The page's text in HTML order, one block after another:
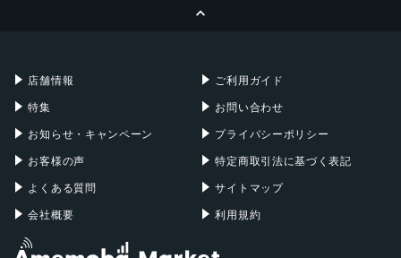
店舗情報
特集
お知らせ・キャンペーン
お客様の声
よくある質問
会社概要
ご利用ガイド
お問い合わせ
プライバシーポリシー
特定商取引法に基づく表記
サイトマップ
利用規約